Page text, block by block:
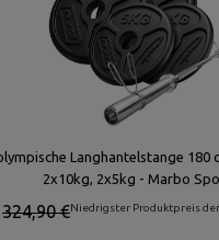
Langhantelstange 180
2x10kg, 2x5kg - Marbo
Niedrigster Produktpreis
324,90 €